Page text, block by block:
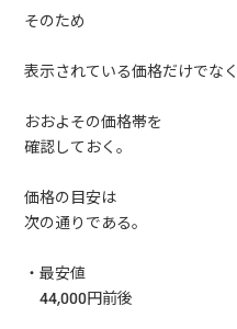
そのため
表示されている価格だけでなく
おおよその価格帯を
確認しておく。
価格の目安は
次の通りである。
・最安値
44,000円前後